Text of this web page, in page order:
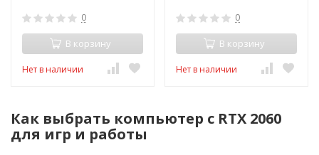
0
В корзину
Нет в наличии
0
В корзину
Нет в наличии
Как выбрать компьютер с RTX 2060
для игр и работы